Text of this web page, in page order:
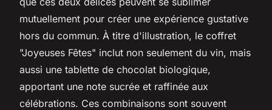
mutuellement pour créer une expérience gustative
hors du commun. À titre d'illustration, le coffret
"Joyeuses Fêtes" inclut non seulement du vin, mais
aussi une tablette de chocolat biologique,
apportant une note sucrée et raffinée aux
célébrations. Ces combinaisons sont souvent